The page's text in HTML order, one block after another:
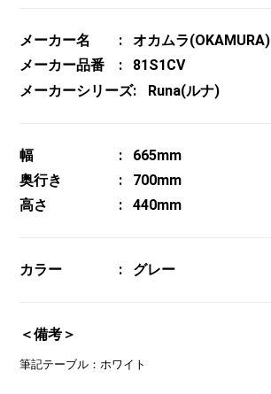
メーカー名
オカムラ(OKAMURA)
メーカー品番
81S1CV
メーカーシリーズ
Runa(ルナ)
幅
665mm
奥行き
700mm
高さ
440mm
カラー グレー
＜備考＞
筆記テーブル：ホワイト